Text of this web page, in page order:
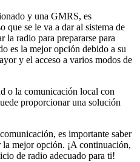
y una GMRS, es
que se le va a dar al sistema de
la radio para prepararse para
es la mejor opción debido a su
y el acceso a varios modos de
o la comunicación local con
proporcionar una solución
es importante saber
la mejor opción. ¡A continuación,
de radio adecuado para ti!